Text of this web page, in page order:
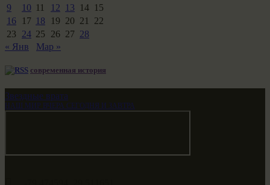
9
10 11 12 13 14 15
16
17 18 19 20 21
22
23
24 25 26 27 28
« Янв
Мар »
современная история
Звездные врата
НАШ МИР ВЧЕРА СЕГОДНЯ И ЗАВТРА